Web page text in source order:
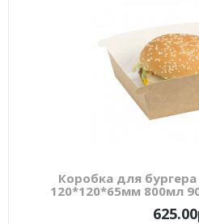
Коробка для
120*120*65мм 800мл